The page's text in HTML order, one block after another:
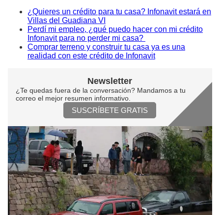
¿Quieres un crédito para tu casa? Infonavit estará en
Villas del Guadiana VI
Perdí mi empleo, ¿qué puedo hacer con mi crédito
Infonavit para no perder mi casa?
Comprar terreno y construir tu casa ya es una
realidad con este crédito de Infonavit
Newsletter
¿Te quedas fuera de la conversación? Mandamos a tu
correo el mejor resumen informativo.
SUSCRÍBETE GRATIS